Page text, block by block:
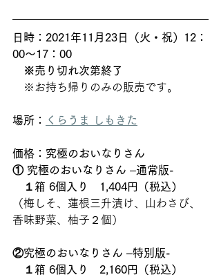
日時：2021年11月23日（火・祝）12：
00～17：00
※売り切れ次第終了
※お持ち帰りのみの販売です。
場所： くらうま しもきた
価格：究極のおいなりさん
① 究極のおいなりさん –通常版-
１箱 6個入り　1,404円（税込）
（梅しそ、蓮根三升漬け、山わさび、
香味野菜、柚子２個）
②究極のおいなりさん –特別版-
１箱 6個入り　2,160円（税込）